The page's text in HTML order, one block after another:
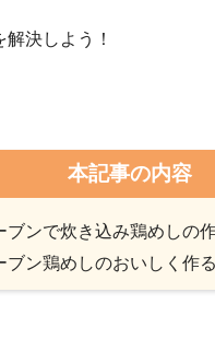
決しよう！
本記事の内容
ブンで炊き込み鶏めしの
ブン鶏めしのおいしく作